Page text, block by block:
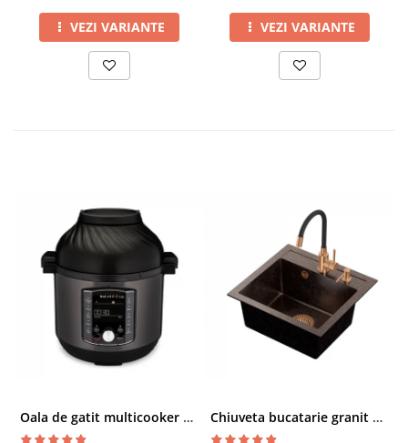
VEZI VARIANTE VEZI VARIANTE
Oala de gatit multicooker 11 functii Instant Pot Pro Crisp 8 + Air Fryer 7.6 lt Chiuveta bucatarie granit cu finisaj negru perlat/cupru Steingran Art Copper cu dozator si baterie Quadron